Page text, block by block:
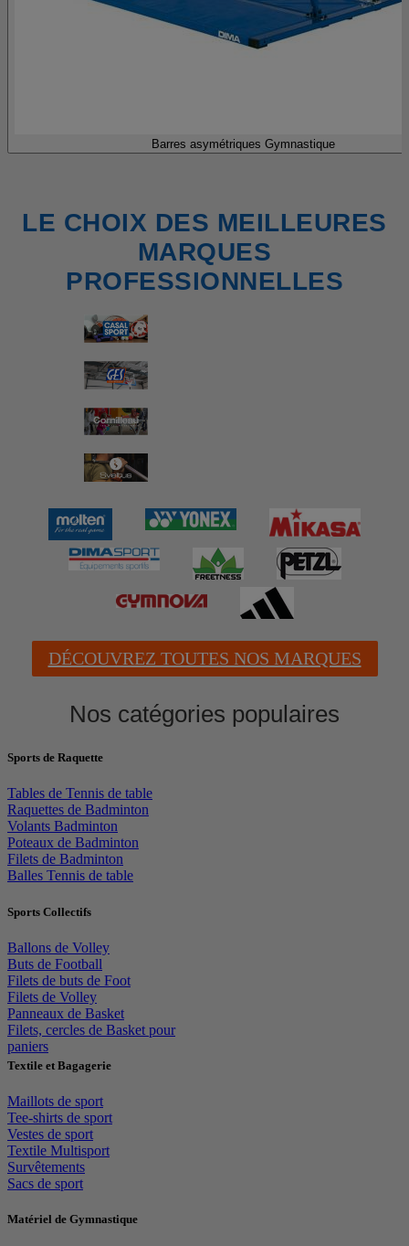
Barres asymétriques Gymnastique
LE CHOIX DES MEILLEURES
MARQUES
PROFESSIONNELLES
DÉCOUVREZ TOUTES NOS MARQUES
Nos catégories populaires
Sports de Raquette
Tables de Tennis de table
Raquettes de Badminton
Volants Badminton
Poteaux de Badminton
Filets de Badminton
Balles Tennis de table
Sports Collectifs
Ballons de Volley
Buts de Football
Filets de buts de Foot
Filets de Volley
Panneaux de Basket
Filets, cercles de Basket pour
paniers
Textile et Bagagerie
Maillots de sport
Tee-shirts de sport
Vestes de sport
Textile Multisport
Survêtements
Sacs de sport
Matériel de Gymnastique